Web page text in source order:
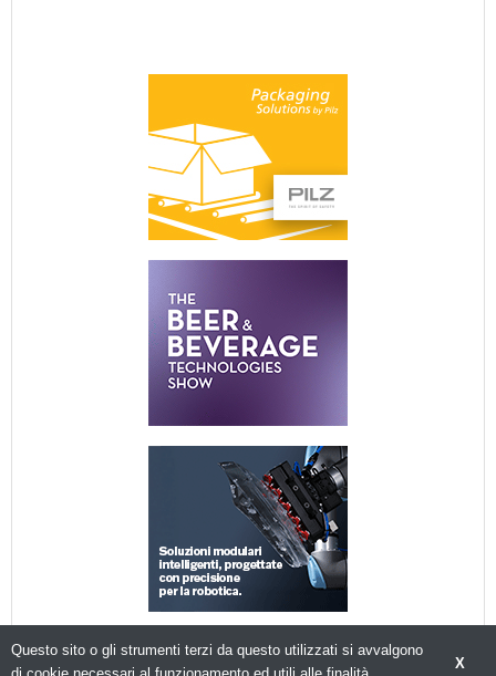
X
Questo sito o gli strumenti terzi da questo utilizzati si avvalgono